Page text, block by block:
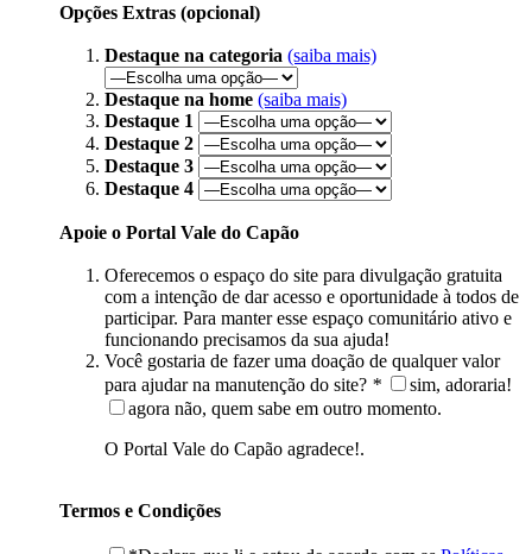
Opções Extras (opcional)
Destaque na categoria (saiba mais)
Destaque na home (saiba mais)
Destaque 1
Destaque 2
Destaque 3
Destaque 4
Apoie o Portal Vale do Capão
Oferecemos o espaço do site para divulgação gratuita
com a intenção de dar acesso e oportunidade à todos de
participar. Para manter esse espaço comunitário ativo e
funcionando precisamos da sua ajuda!
Você gostaria de fazer uma doação de qualquer valor
para ajudar na manutenção do site? *
sim, adoraria!
agora não, quem sabe em outro momento.
O Portal Vale do Capão agradece!.
Termos e Condições